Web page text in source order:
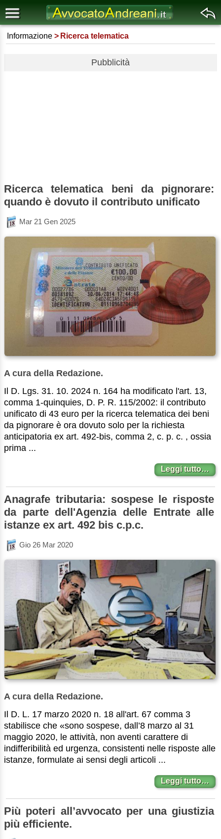
Informazione Ricerca telematica
Pubblicità
Ricerca telematica beni da pignorare:
quando è dovuto il contributo unificato
Mar 21 Gen 2025
A cura della Redazione.
Il D. Lgs. 31. 10. 2024 n. 164 ha modificato l'art. 13,
comma 1-quinquies, D. P. R. 115/2002: il contributo
unificato di 43 euro per la ricerca telematica dei beni
da pignorare è ora dovuto solo per la richiesta
anticipatoria ex art. 492-bis, comma 2, c. p. c. , ossia
prima ...
Leggi tutto…
Anagrafe tributaria: sospese le risposte
da parte dell'Agenzia delle Entrate alle
istanze ex art. 492 bis c.p.c.
Gio 26 Mar 2020
A cura della Redazione.
Il D. L. 17 marzo 2020 n. 18 all'art. 67 comma 3
stabilisce che «sono sospese, dall’8 marzo al 31
maggio 2020, le attività, non aventi carattere di
indifferibilità ed urgenza, consistenti nelle risposte alle
istanze, formulate ai sensi degli articoli ...
Leggi tutto…
Più poteri all’avvocato per una giustizia
più efficiente.